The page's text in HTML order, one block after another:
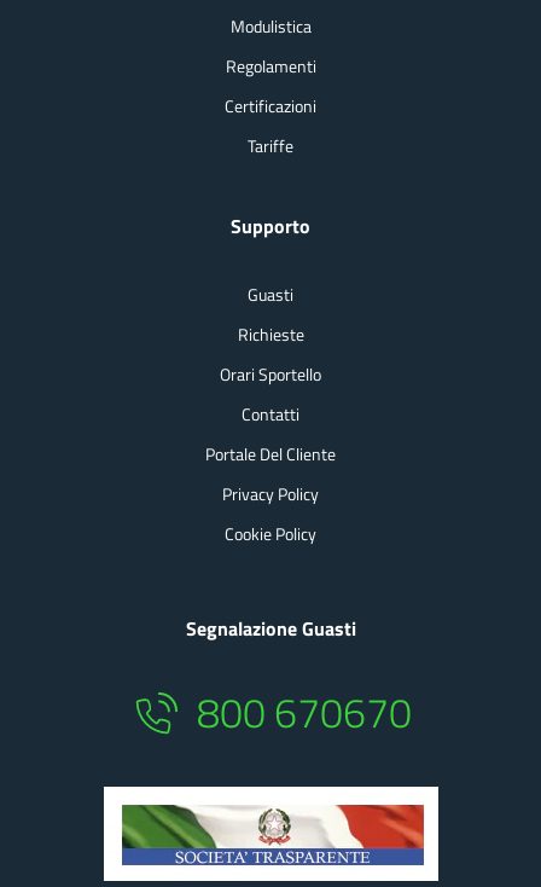
Modulistica
Regolamenti
Certificazioni
Tariffe
Supporto
Guasti
Richieste
Orari Sportello
Contatti
Portale Del Cliente
Privacy Policy
Cookie Policy
Segnalazione Guasti
800 670670